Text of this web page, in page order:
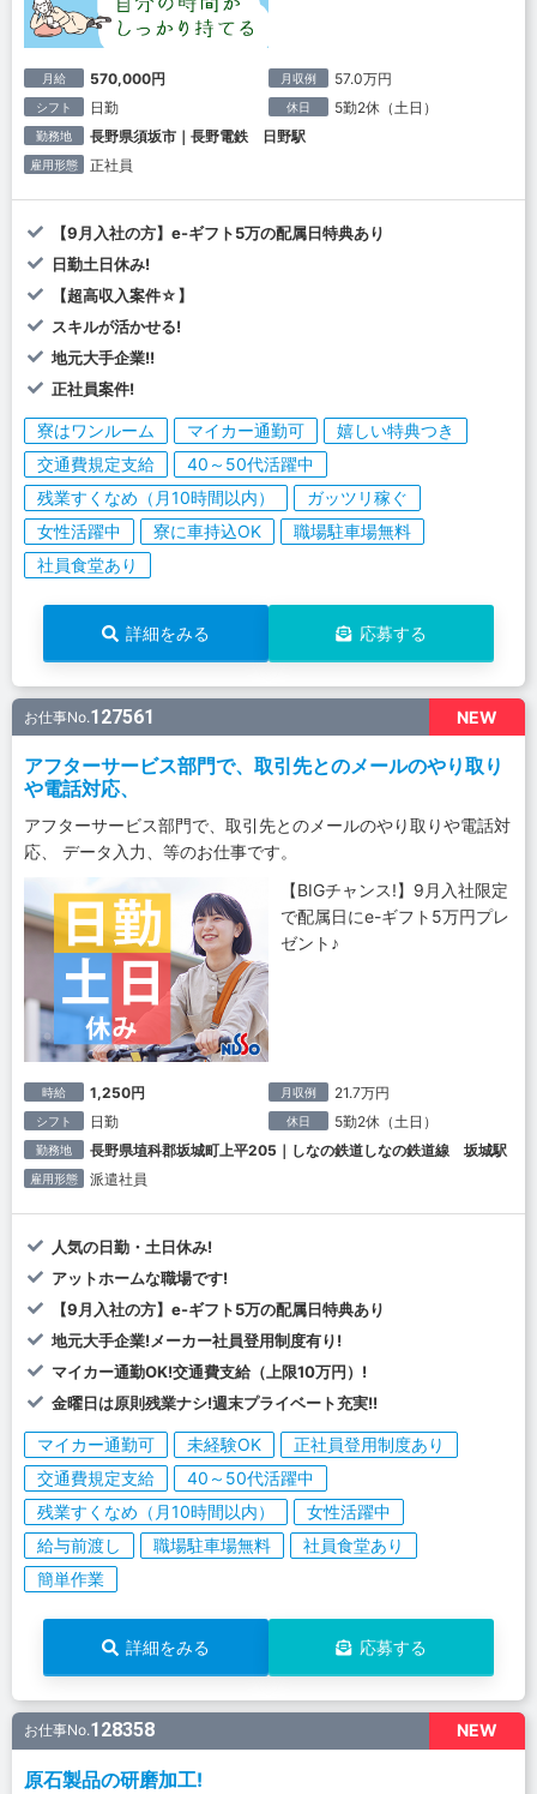
月給 570,000円 月収例 57.0万円
シフト 日勤 休日 5勤2休（土日）
勤務地 長野県須坂市｜長野電鉄 日野駅
雇用形態 正社員
【9月入社の方】e-ギフト5万の配属日特典あり
日勤土日休み!
【超高収入案件☆】
スキルが活かせる!
地元大手企業!!
正社員案件!
寮はワンルーム マイカー通勤可
嬉しい特典つき
交通費規定支給
40～50代活躍中
残業すくなめ（月10時間以内）
ガッツリ稼ぐ
女性活躍中
寮に車持込OK
職場駐車場無料
社員食堂あり
詳細をみる 応募する
NEW
お仕事No.127561
アフターサービス部門で、取引先とのメールのやり取り
や電話対応、
アフターサービス部門で、取引先とのメールのやり取りや電話対
応、 データ入力、等のお仕事です。
【BIGチャンス!】9月入社限定
で配属日にe-ギフト5万円プレ
ゼント♪
時給 1,250円 月収例 21.7万円
シフト 日勤 休日 5勤2休（土日）
勤務地 長野県埴科郡坂城町上平205｜しなの鉄道しなの鉄道線 坂城駅
雇用形態 派遣社員
人気の日勤・土日休み!
アットホームな職場です!
【9月入社の方】e-ギフト5万の配属日特典あり
地元大手企業!メーカー社員登用制度有り!
マイカー通勤OK!交通費支給（上限10万円）!
金曜日は原則残業ナシ!週末プライベート充実!!
マイカー通勤可 未経験OK
正社員登用制度あり
交通費規定支給
40～50代活躍中
残業すくなめ（月10時間以内）
女性活躍中
給与前渡し
職場駐車場無料
社員食堂あり
簡単作業
詳細をみる 応募する
NEW
お仕事No.128358
原石製品の研磨加工!